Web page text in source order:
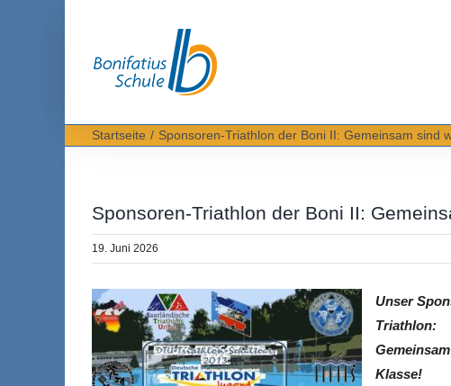
Startseite Sponsoren-Triathlon der Boni II: Gemeinsam sind
Sponsoren-Triathlon der Boni II:
19. Juni 2026
Unser
Triathlon:
Klasse!